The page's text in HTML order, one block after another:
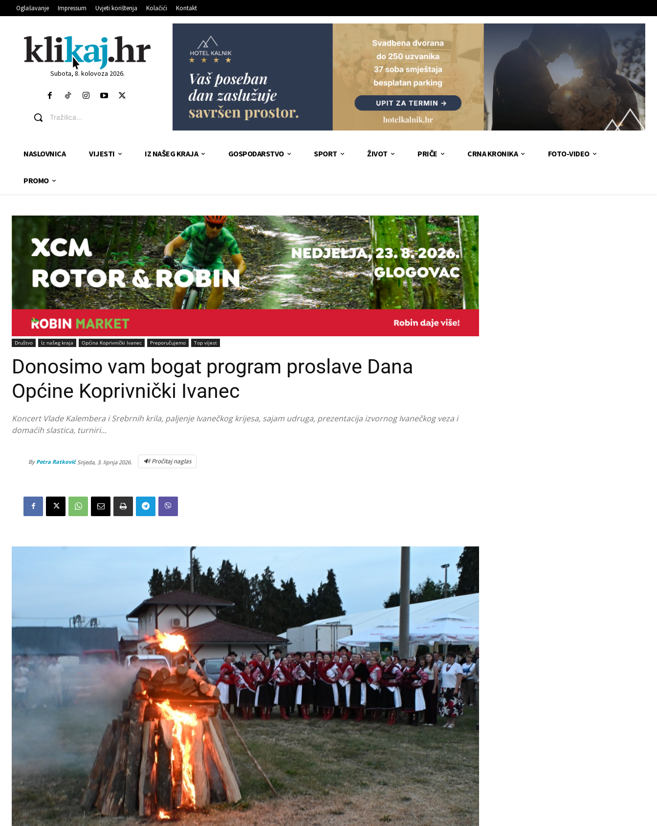
Oglašavanje Impressum Uvjeti korištenja Kolačići Kontakt
Subota, 8. kolovoza 2026.
Tražilica...
NASLOVNICA VIJESTI IZ NAŠEG KRAJA GOSPODARSTVO SPORT ŽIVOT PRIČE CRNA KRONIKA FOTO-VIDEO
PROMO
Društvo Iz našeg kraja Općina Koprivnički Ivanec Preporučujemo Top vijest
Donosimo vam bogat program proslave Dana
Općine Koprivnički Ivanec
Koncert Vlade Kalembera i Srebrnih krila, paljenje Ivanečkog krijesa, sajam udruga, prezentacija izvornog Ivanečkog veza i
domaćih slastica, turniri...
By Petra Ratković Srijeda, 3. lipnja 2026. 🔊 Pročitaj naglas